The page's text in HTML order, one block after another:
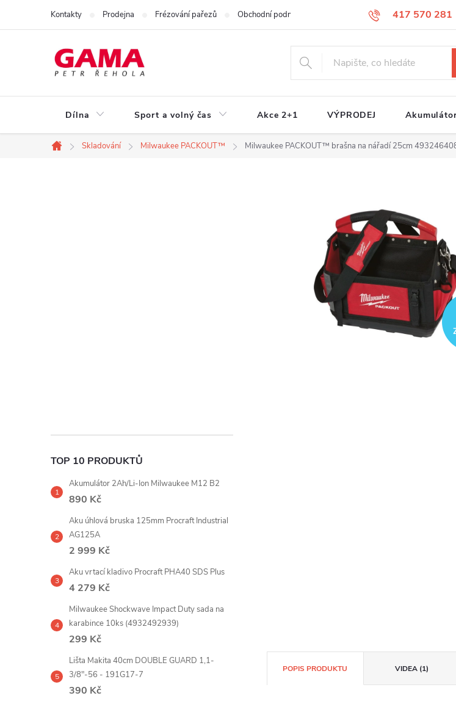
417 570 281
Kontakty Prodejna Frézování pařezů Obchodní podmínky Podmínky ochrany osobních údajů
Dílna Sport a volný čas Akce 2+1 VÝPRODEJ
Domů
Skladování Milwaukee PACKOUT™ Milwaukee PACKOUT™ brašna na nářadí 25cm
í
p
a
n
l
TOP 10 PRODUKTŮ
Akumulátor 2Ah/Li-Ion Milwaukee M12 B2
890 Kč
Aku úhlová bruska 125mm Procraft Industrial
AG125A
2 999 Kč
Aku vrtací kladivo Procraft PHA40 SDS Plus
4 279 Kč
Milwaukee Shockwave Impact Duty sada na
karabince 10ks (4932492939)
299 Kč
Lišta Makita 40cm DOUBLE GUARD 1,1-
3/8"-56 - 191G17-7
390 Kč
POPIS PRODUKTU VIDEA (1)